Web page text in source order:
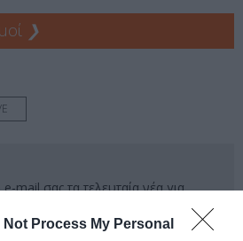
Not Process My Personal
❯
mail σας τα τελευταία νέα για